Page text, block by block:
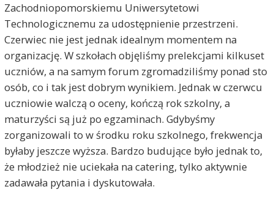
Zachodniopomorskiemu Uniwersytetowi
Technologicznemu za udostępnienie przestrzeni.
Czerwiec nie jest jednak idealnym momentem na
organizację. W szkołach objęliśmy prelekcjami kilkuset
uczniów, a na samym forum zgromadziliśmy ponad sto
osób, co i tak jest dobrym wynikiem. Jednak w czerwcu
uczniowie walczą o oceny, kończą rok szkolny, a
maturzyści są już po egzaminach. Gdybyśmy
zorganizowali to w środku roku szkolnego, frekwencja
byłaby jeszcze wyższa. Bardzo budujące było jednak to,
że młodzież nie uciekała na catering, tylko aktywnie
zadawała pytania i dyskutowała.